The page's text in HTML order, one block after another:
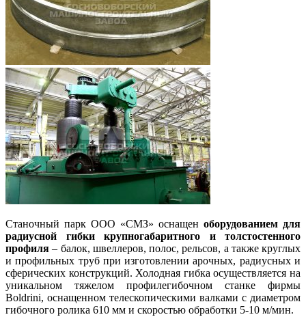
Станочный парк ООО «СМЗ» оснащен оборудованием для
радиусной гибки крупногабаритного и толстостенного
профиля – балок, швеллеров, полос, рельсов, а также круглых
и профильных труб при изготовлении арочных, радиусных и
сферических конструкций. Холодная гибка осуществляется на
уникальном тяжелом профилегибочном станке фирмы
Boldrini, оснащенном телескопическими валками с диаметром
гибочного ролика 610 мм и скоростью обработки 5-10 м/мин.